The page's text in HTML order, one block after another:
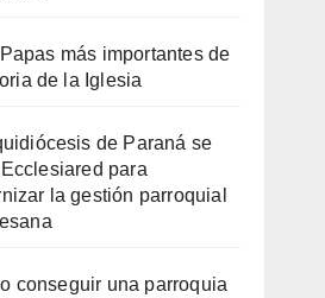
más importantes de
de la Iglesia
de Paraná se
para
la gestión parroquial
conseguir una parroquia